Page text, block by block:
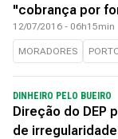
"cobrança por
12/07/2016 - 06h15min
MORADORES
DINHEIRO PELO BUEIRO
Direção do DEP
de